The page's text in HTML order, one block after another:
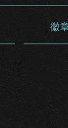
徽